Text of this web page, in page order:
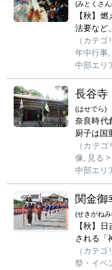
(みとくさ
【秋】
法要など
（カテ
年中行事,
中部エリ
長谷寺
(はせでら)
奈良時代
厨子は国
（カテ
像, 見る >
中部エリ
関金御
(せきがね
【秋】
される「
（カテ
祭・イベ